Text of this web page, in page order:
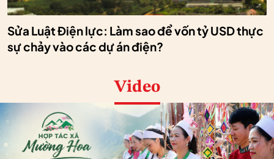
Sửa Luật Điện lực: Làm sao để vốn tỷ USD thực
sự chảy vào các dự án điện?
Video